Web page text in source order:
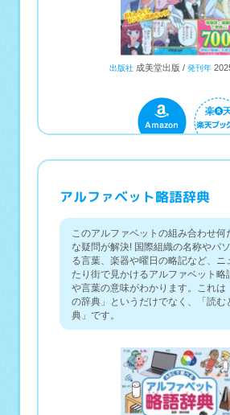
出版社 成美堂出版 発刊年
アルファベット略語辞典
このアルファベットの組み合わせ何
な疑問が解決! 国際組織の名称やパ
る言葉、楽器や曜日の略記など、ニ
たり街で見かけるアルファベット略
や言葉の意味がわかります。これは
の辞典」というだけでなく、「読む
典」です。